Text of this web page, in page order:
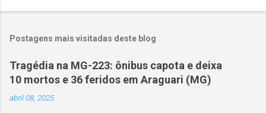
Postagens mais visitadas deste blog
Tragédia na MG-223: ônibus capota e deixa
10 mortos e 36 feridos em Araguari (MG)
abril 08, 2025